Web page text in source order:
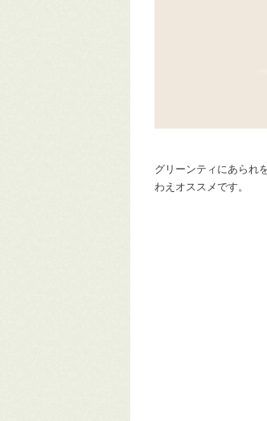
グリーンティにあられ
わえオススメです。